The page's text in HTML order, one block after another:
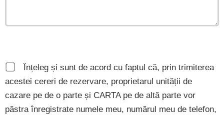
Înțeleg și sunt de acord cu faptul că, prin trimiterea
acestei cereri de rezervare, proprietarul unității de
cazare pe de o parte și CARTA pe de altă parte vor
păstra înregistrate numele meu, numărul meu de telefon,